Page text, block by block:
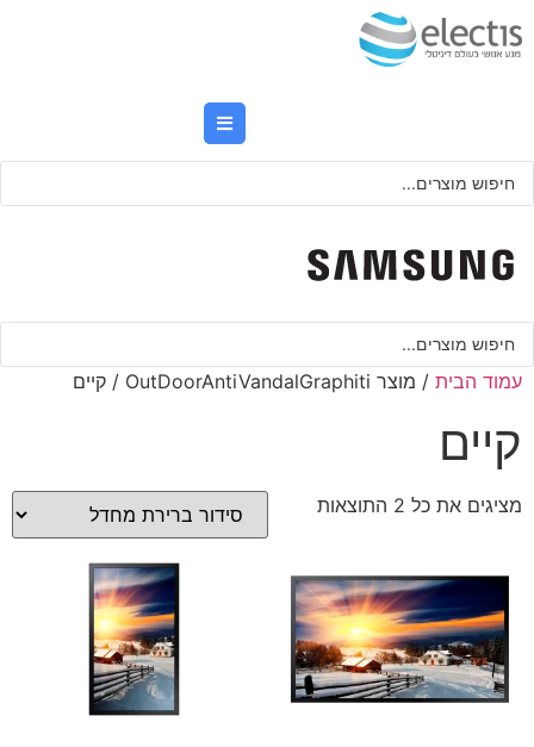
לתוכן
Search
Search
עמוד הבית / מוצר OutDoorAntiVandalGraphiti / קיים
קיים
מציגים את כל ⁦2⁩ התוצאות